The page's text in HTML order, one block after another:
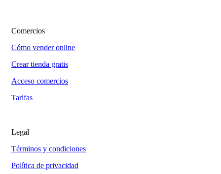
Comercios
Cómo vender online
Crear tienda gratis
Acceso comercios
Tarifas
Legal
Términos y condiciones
Política de privacidad